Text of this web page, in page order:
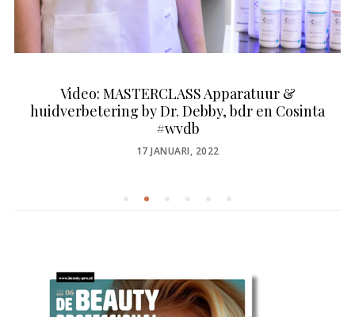
Video: MASTERCLASS Apparatuur &
huidverbetering by Dr. Debby, bdr en Cosinta
#wvdb
POSTED
17 JANUARI, 2022